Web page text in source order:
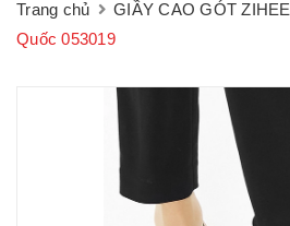
Trang chủ GIẦY CAO GÓT ZIHEE
Quốc 053019